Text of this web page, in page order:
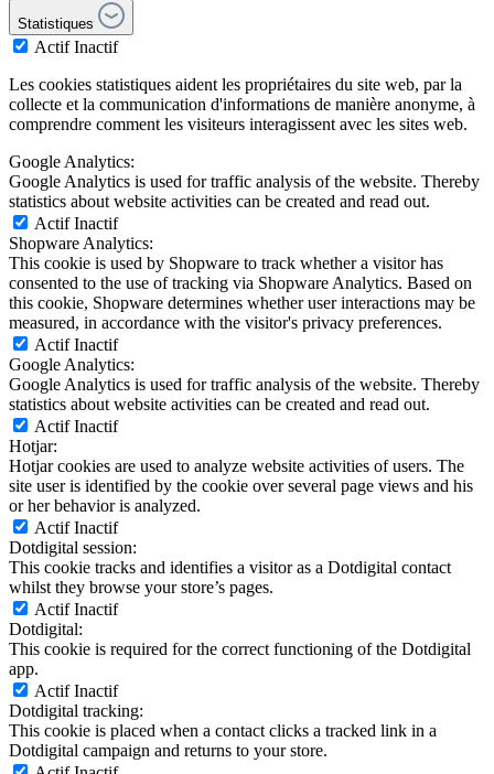
Statistiques
Actif Inactif
Les cookies statistiques aident les propriétaires du site web, par la
collecte et la communication d'informations de manière anonyme, à
comprendre comment les visiteurs interagissent avec les sites web.
Google Analytics:
Google Analytics is used for traffic analysis of the website. Thereby
statistics about website activities can be created and read out.
Actif Inactif
Shopware Analytics:
This cookie is used by Shopware to track whether a visitor has
consented to the use of tracking via Shopware Analytics. Based on
this cookie, Shopware determines whether user interactions may be
measured, in accordance with the visitor's privacy preferences.
Actif Inactif
Google Analytics:
Google Analytics is used for traffic analysis of the website. Thereby
statistics about website activities can be created and read out.
Actif Inactif
Hotjar:
Hotjar cookies are used to analyze website activities of users. The
site user is identified by the cookie over several page views and his
or her behavior is analyzed.
Actif Inactif
Dotdigital session:
This cookie tracks and identifies a visitor as a Dotdigital contact
whilst they browse your store’s pages.
Actif Inactif
Dotdigital:
This cookie is required for the correct functioning of the Dotdigital
app.
Actif Inactif
Dotdigital tracking:
This cookie is placed when a contact clicks a tracked link in a
Dotdigital campaign and returns to your store.